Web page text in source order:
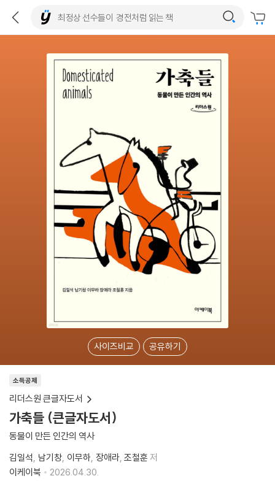
사이즈비교 공유하기
소득공제
리더스원 큰글자도서
가축들 (큰글자도서)
동물이 만든 인간의 역사
김일석 남기창 이무하 장애라 조철훈 저
이케이북
2026.04.30.